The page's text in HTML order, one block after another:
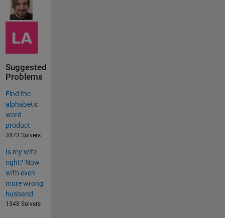
Suggested
Problems
Find the
alphabetic
word
product
3473 Solvers
Is my wife
right? Now
with even
more wrong
husband
1348 Solvers